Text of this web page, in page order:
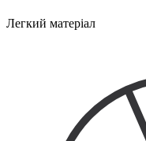
Легкий матеріал